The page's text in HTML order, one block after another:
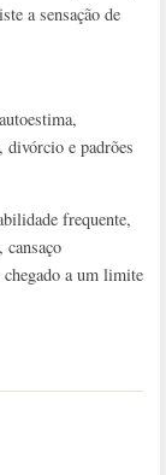
a sensação de
e padrões
frequente,
cansaço
chegado a um limite